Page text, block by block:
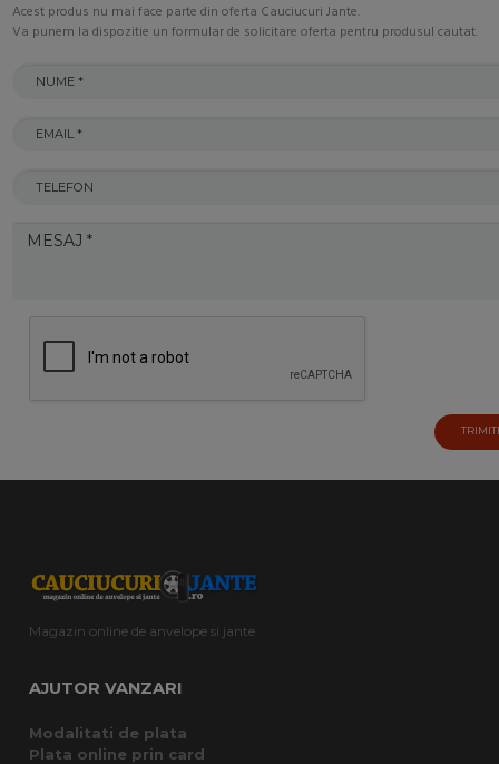
Acest produs nu mai face parte din oferta Cauciucuri Jante.
Va punem la dispozitie un formular de solicitare oferta pentru produsul cautat.
Magazin online de anvelope si jante
AJUTOR VANZARI
Modalitati de plata
Plata online prin card